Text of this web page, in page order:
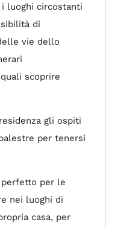
luoghi circostanti
di
vie dello
scoprire
gli ospiti
per tenersi
per le
nei luoghi di
casa, per